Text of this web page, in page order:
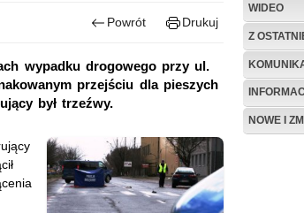
Powrót Drukuj
wypadku drogowego przy ul.
przejściu dla pieszych
był trzeźwy.
WIDEO
Z
NOWE I